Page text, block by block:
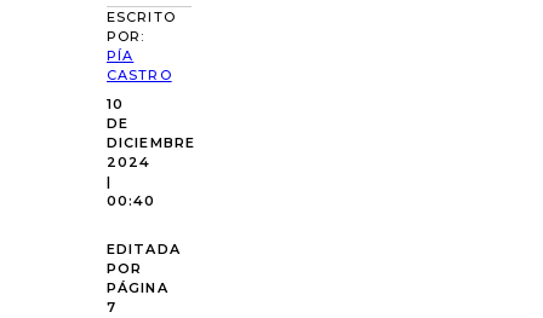
ESCRITO
POR:
PÍA
CASTRO
10
DE
DICIEMBRE
2024
|
00:40
EDITADA
POR
PÁGINA
7